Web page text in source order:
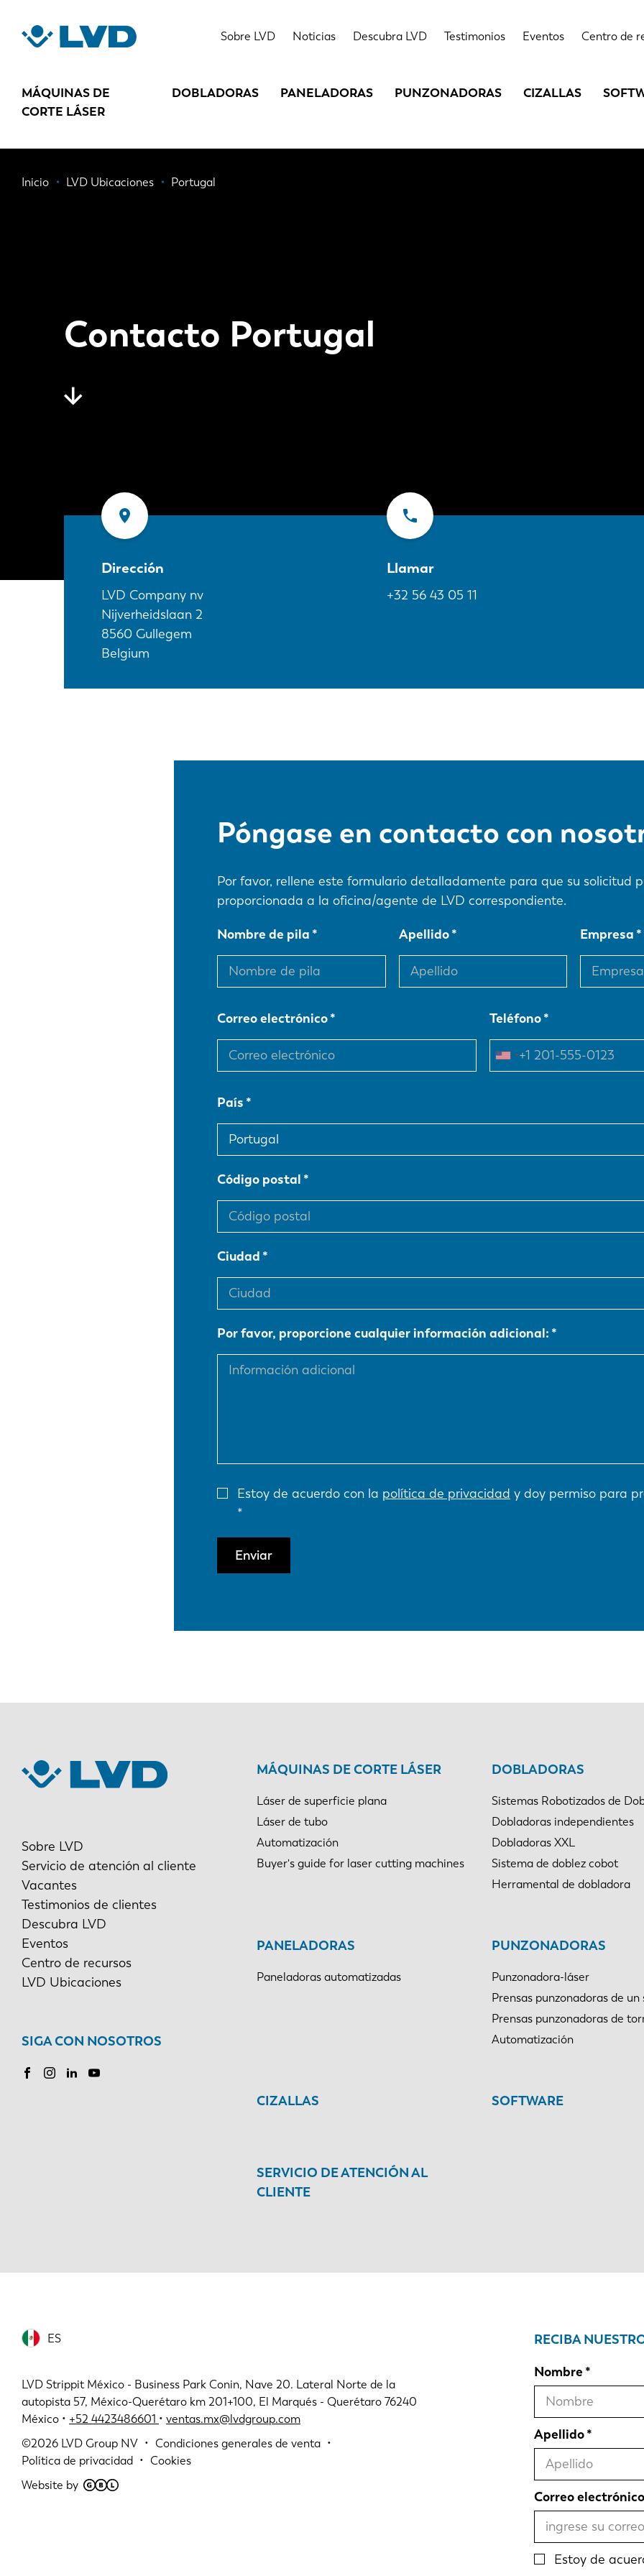
contenido
Sobre LVD Noticias Descubra LVD Testimonios Eventos Centro de
MÁQUINAS DE
CORTE LÁSER
DOBLADORAS PANELADORAS PUNZONADORAS CIZALLAS
Ruta
Inicio LVD Ubicaciones Portugal
Contacto Portugal
Dirección
LVD Company nv
Nijverheidslaan 2
8560 Gullegem
Belgium
Llamar
+32 56 43 05 11
Póngase en contacto con
Por favor, rellene este formulario detalladamente para que su solicitud
proporcionada a la oficina/agente de LVD correspondiente.
Nombre de pila Apellido Empresa
Correo electrónico Teléfono
País
Código postal
Ciudad
Por favor, proporcione cualquier información adicional:
Estoy de acuerdo con la política de privacidad y doy permiso para
Enviar
Sobre LVD
Servicio de atención al cliente
Vacantes
Testimonios de clientes
Descubra LVD
Eventos
Centro de recursos
LVD Ubicaciones
SIGA CON NOSOTROS
MÁQUINAS DE CORTE LÁSER
Láser de superficie plana
Láser de tubo
Automatización
Buyer's guide for laser cutting machines
DOBLADORAS
Sistemas Robotizados de
Dobladoras independientes
Dobladoras XXL
Sistema de doblez cobot
Herramental de dobladora
PANELADORAS
Paneladoras automatizadas
PUNZONADORAS
Punzonadora-láser
Prensas punzonadoras de un
Prensas punzonadoras de
Automatización
CIZALLAS SOFTWARE
SERVICIO DE ATENCIÓN AL
CLIENTE
ES
DE
LVD Strippit México - Business Park Conin, Nave 20. Lateral Norte de la
autopista 57, México-Querétaro km 201+100, El Marqués - Querétaro 76240
México • +52 4423486601 • ventas.mx@lvdgroup.com
©2026 LVD Group NV
Condiciones generales de venta
Política de privacidad
Cookies
Website by
RECIBA
Nombre
Apellido
Correo electrónico
Estoy de